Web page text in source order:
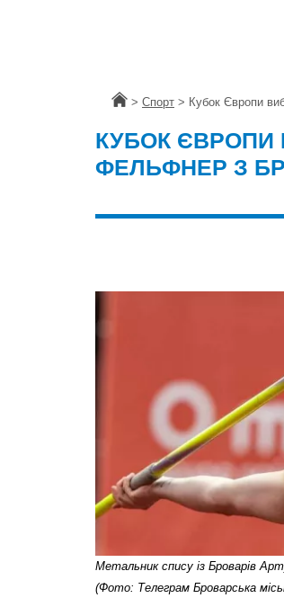
Головна
> Спорт > Кубок Європи
КУБОК ЄВРОПИ
ФЕЛЬФНЕР З
Метальник спису із Броварів
(Фото: Телеграм Броварська